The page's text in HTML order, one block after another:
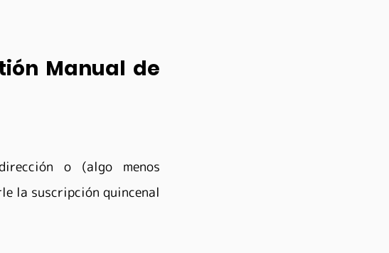
Manual de
o (algo menos
la suscripción quincenal